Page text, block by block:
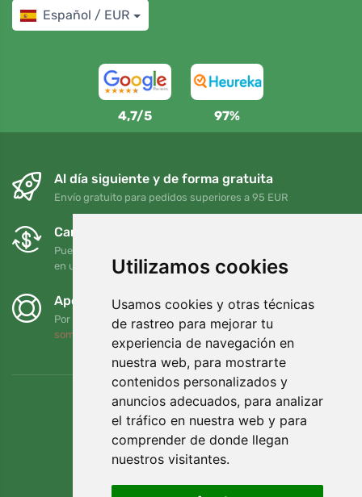
Utilizamos cookies
Usamos cookies y otras técnicas
de rastreo para mejorar tu
experiencia de navegación en
nuestra web, para mostrarte
contenidos personalizados y
anuncios adecuados, para analizar
el tráfico en nuestra web y para
comprender de donde llegan
nuestros visitantes.
Español / EUR
4,7/5 97%
Al día siguiente y de forma gratuita
Envío gratuito para pedidos superiores a 95 EUR
Cambios y devoluciones gratuitos
Puede devolver o cambiar su pedido en cualquier momento
en un plazo de 90 días
Apoyamos a Trees.org
Por cada pedido plantamos un árbol. Leer más
somos